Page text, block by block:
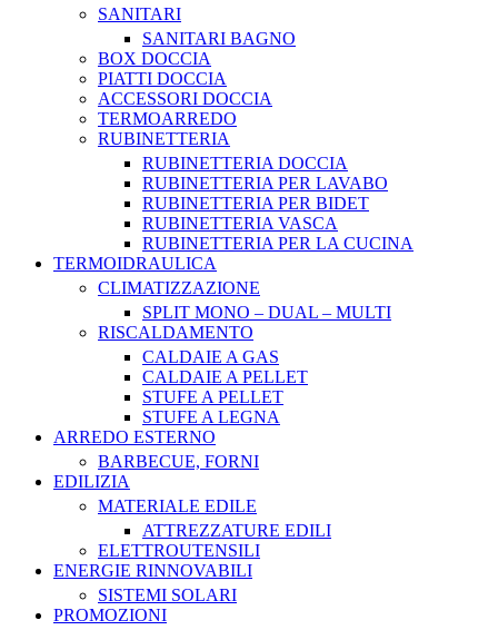
SANITARI
SANITARI BAGNO
BOX DOCCIA
PIATTI DOCCIA
ACCESSORI DOCCIA
TERMOARREDO
RUBINETTERIA
RUBINETTERIA DOCCIA
RUBINETTERIA PER LAVABO
RUBINETTERIA PER BIDET
RUBINETTERIA VASCA
RUBINETTERIA PER LA CUCINA
TERMOIDRAULICA
CLIMATIZZAZIONE
SPLIT MONO – DUAL – MULTI
RISCALDAMENTO
CALDAIE A GAS
CALDAIE A PELLET
STUFE A PELLET
STUFE A LEGNA
ARREDO ESTERNO
BARBECUE, FORNI
EDILIZIA
MATERIALE EDILE
ATTREZZATURE EDILI
ELETTROUTENSILI
ENERGIE RINNOVABILI
SISTEMI SOLARI
PROMOZIONI